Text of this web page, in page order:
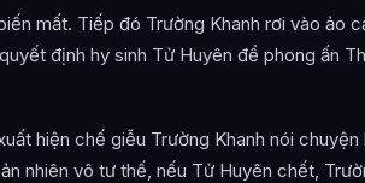
mất. Tiếp đó Trường Khanh rơi vào ảo
định hy sinh Tử Huyên để phong ấn
hiện chế giễu Trường Khanh nói chuyện
nhiên vô tư thế, nếu Tử Huyên chết,